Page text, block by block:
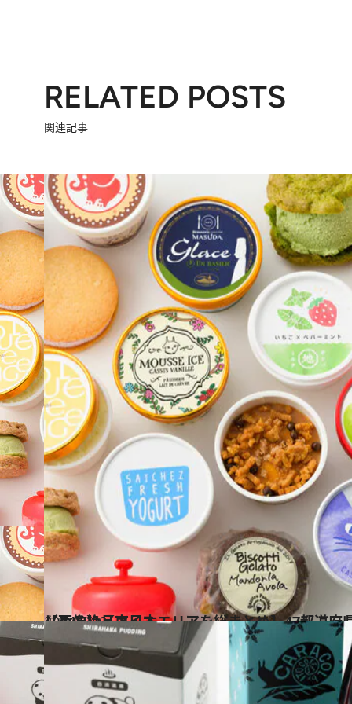
RELATED POSTS
関連記事
2024.7.20
【画像】【東日本エリアを総まとめ】47都道府県の手土産 おうちで楽しめる絶品アイス
グルメ